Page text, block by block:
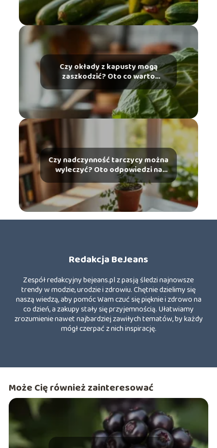
Czy okłady z kapusty mogą
zaszkodzić? Oto co warto
wiedzieć
Czy nadczynność tarczycy można
wyleczyć? Oto odpowiedzi na
najważniejsze pytania
Redakcja BeJeans
Zespół redakcyjny bejeans.pl z pasją śledzi najnowsze
trendy w modzie, urodzie i zdrowiu. Chętnie dzielimy się
naszą wiedzą, aby pomóc Wam czuć się pięknie i zdrowo na
co dzień, a zakupy stały się przyjemnością. Ułatwiamy
zrozumienie nawet najbardziej zawiłych tematów, by każdy
mógł czerpać z nich inspirację.
Może Cię również zainteresować